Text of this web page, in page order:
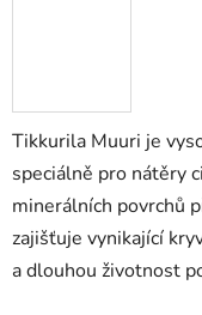
Tikkurila Muuri je
speciálně pro nátěry
minerálních povrchů
zajišťuje vynikající
a dlouhou životnost